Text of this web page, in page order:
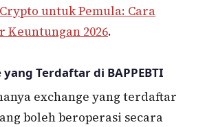
untuk Pemula: Cara
Keuntungan 2026.
Terdaftar di BAPPEBTI
exchange yang terdaftar
boleh beroperasi secara